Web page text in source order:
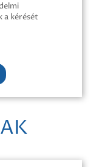
a kérését